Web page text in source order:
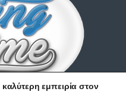
εμπειρία στον